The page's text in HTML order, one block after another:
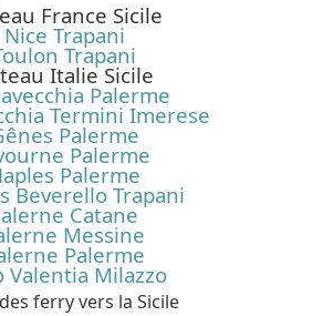
France Sicile
Nice Trapani
Trapani
Italie Sicile
Palerme
Termini Imerese
Palerme
Palerme
Palerme
Beverello Trapani
Catane
Messine
Palerme
Valentia Milazzo
ferry vers la Sicile